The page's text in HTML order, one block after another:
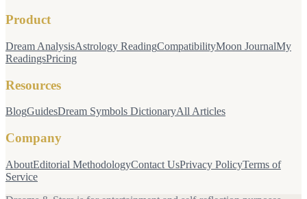
Product
Dream AnalysisAstrology ReadingCompatibilityMoon JournalMy
ReadingsPricing
Resources
BlogGuidesDream Symbols DictionaryAll Articles
Company
AboutEditorial MethodologyContact UsPrivacy PolicyTerms of
Service